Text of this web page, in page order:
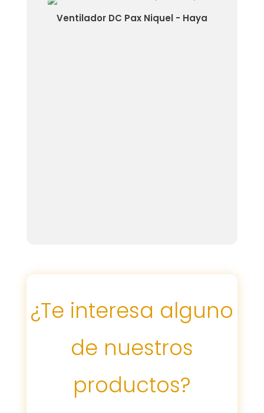
Ventilador DC Pax Niquel - Haya
¿Te interesa alguno
de nuestros
productos?